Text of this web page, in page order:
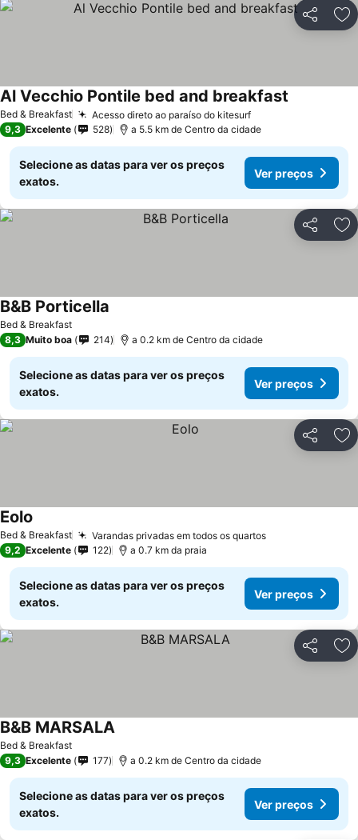
Partilhar
Bed & Breakfast Acesso direto ao paraíso do kitesurf
Al Vecchio Pontile bed and breakfast
9,3 Excelente 528 a 5.5 km de Centro da cidade
Selecione as datas para ver os preços
exatos.
Ver preços
Partilhar
Bed & Breakfast
B&B Porticella
8,3 Muito boa 214 a 0.2 km de Centro da cidade
Selecione as datas para ver os preços
exatos.
Ver preços
Partilhar
Bed & Breakfast Varandas privadas em todos os quartos
Eolo
9,2 Excelente 122 a 0.7 km da praia
Selecione as datas para ver os preços
exatos.
Ver preços
Partilhar
Bed & Breakfast
B&B MARSALA
9,3 Excelente 177 a 0.2 km de Centro da cidade
Selecione as datas para ver os preços
exatos.
Ver preços